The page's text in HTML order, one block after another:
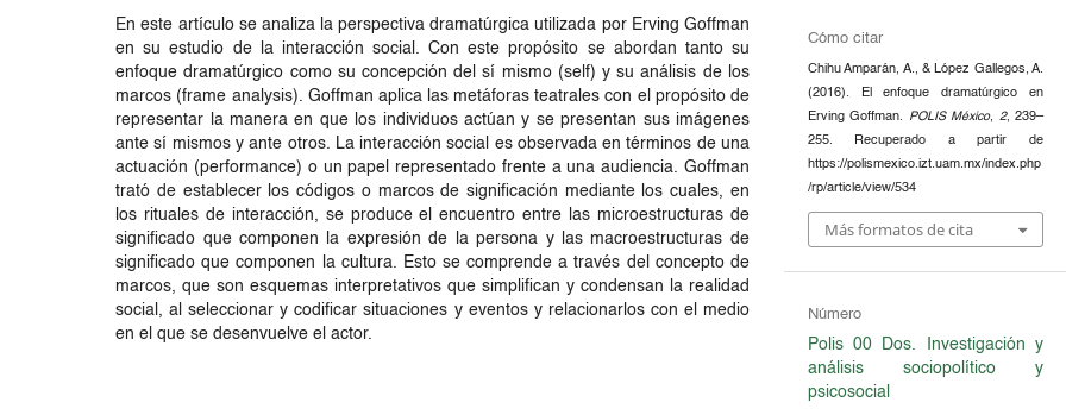
En este artículo se analiza la perspectiva dramatúrgica utilizada por Erving Goffman
en su estudio de la interacción social. Con este propósito se abordan tanto su
enfoque dramatúrgico como su concepción del sí mismo (self) y su análisis de los
marcos (frame analysis). Goffman aplica las metáforas teatrales con el propósito de
representar la manera en que los individuos actúan y se presentan sus imágenes
ante sí mismos y ante otros. La interacción social es observada en términos de una
actuación (performance) o un papel representado frente a una audiencia. Goffman
trató de establecer los códigos o marcos de significación mediante los cuales, en
los rituales de interacción, se produce el encuentro entre las microestructuras de
significado que componen la expresión de la persona y las macroestructuras de
significado que componen la cultura. Esto se comprende a través del concepto de
marcos, que son esquemas interpretativos que simplifican y condensan la realidad
social, al seleccionar y codificar situaciones y eventos y relacionarlos con el medio
en el que se desenvuelve el actor.
Cómo citar
Chihu Amparán, A., & López Gallegos, A.
(2016). El enfoque dramatúrgico en
Erving Goffman.
POLIS México, 2, 239–
255. Recuperado a partir de
https://polismexico.izt.uam.mx/index.php
/rp/article/view/534
Más formatos de cita
Número
Polis 00 Dos. Investigación y
análisis sociopolítico y
psicosocial